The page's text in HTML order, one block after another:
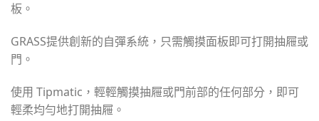
板。
GRASS提供創新的自彈系統，只需觸摸面板即可打開抽屜或
門。
使用 Tipmatic，輕輕觸摸抽屜或門前部的任何部分，即可
輕柔均勻地打開抽屜。